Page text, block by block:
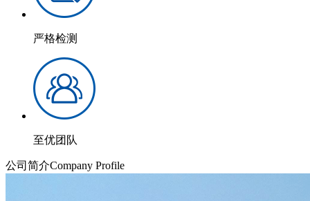
严格检测
至优团队
公司简介Company Profile